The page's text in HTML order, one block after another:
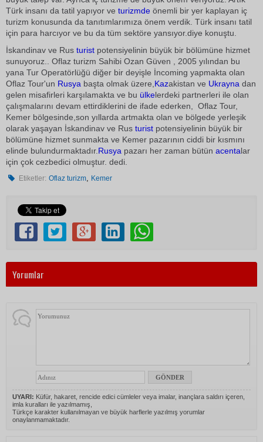
Türk insanı da tatil yapıyor ve turizmde önemli bir yer kaplayan iç
turizm konusunda da tanıtımlarımıza önem verdik. Türk insanı tatil
için para harcıyor ve bu da tüm sektöre yansıyor.diye konuştu.
İskandinav ve Rus turist potensiyelinin büyük bir bölümüne hizmet
sunuyoruz.. Oflaz turizm Sahibi Ozan Güven , 2005 yılından bu
yana Tur Operatörlüğü diğer bir deyişle İncoming yapmakta olan
Oflaz Tour'un Rusya başta olmak üzere, Kazakistan ve Ukrayna dan
gelen misafirleri karşılamakta ve bu ülkelerdeki partnerleri ile olan
çalışmalarını devam ettirdiklerini de ifade ederken,  Oflaz Tour,
Kemer bölgesinde,son yıllarda artmakta olan ve bölgede yerleşik
olarak yaşayan İskandinav ve Rus turist potensiyelinin büyük bir
bölümüne hizmet sunmakta ve Kemer pazarının ciddi bir kısmını
elinde bulundurmaktadır. Rusya pazarı her zaman bütün acentalar
için çok cezbedici olmuştur. dedi.
Etiketler: Oflaz turizm, Kemer
Yorumlar
UYARI: Küfür, hakaret, rencide edici cümleler veya imalar, inançlara saldırı içeren,
imla kuralları ile yazılmamış,
Türkçe karakter kullanılmayan ve büyük harflerle yazılmış yorumlar
onaylanmamaktadır.